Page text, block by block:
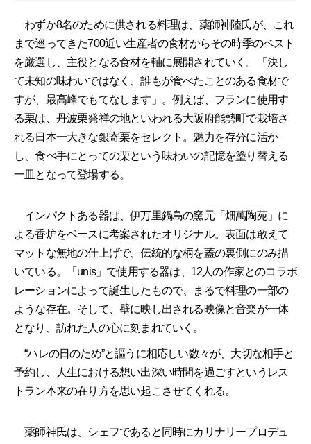
わずか8名のために供される料理は、薬師神陸氏が、これ
まで巡ってきた700近い生産者の食材からその時季のベスト
を厳選し、主役となる食材を軸に展開されていく。「決し
て未知の味わいではなく、誰もが食べたことのある食材で
すが、最高峰でもてなします」。例えば、フランに使用す
る栗は、丹波栗発祥の地といわれる大阪府能勢町で栽培さ
れる日本一大きな銀寄栗をセレクト。魅力を存分に活か
し、食べ手にとっての栗という味わいの記憶を塗り替える
一皿となって登場する。
インパクトある器は、伊万里鍋島の窯元「畑萬陶苑」に
よる香炉をベースに考案されたオリジナル。表面は敢えて
マットな無地の仕上げで、伝統的な柄を蓋の裏側にのみ描
いている。「unis」で使用する器は、12人の作家とのコラボ
レーションによって誕生したもので、まるで料理の一部の
ような存在。そして、壁に映し出される映像と音楽が一体
となり、訪れた人の心に刻まれていく。
“ハレの日のため”と謳うに相応しい数々が、大切な相手と
予約し、人生における想い出深い時間を過ごすというレス
トラン本来の在り方を思い起こさせてくれる。
薬師神氏は、シェフであると同時にカリナリープロデュ